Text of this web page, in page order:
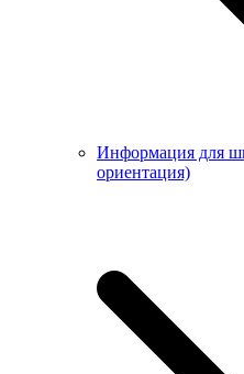
Информация для
ориентация)